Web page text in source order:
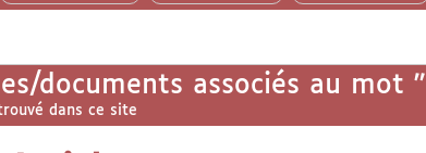
documents associés au mot "
dans ce site